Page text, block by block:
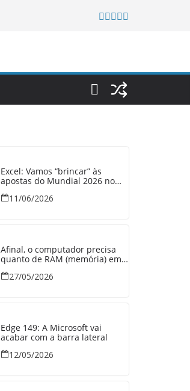
Excel: Vamos “brincar” às
apostas do Mundial 2026 no
11/06/2026
Afinal, o computador precisa
quanto de RAM (memória) em
27/05/2026
Edge 149: A Microsoft vai
acabar com a barra lateral
12/05/2026